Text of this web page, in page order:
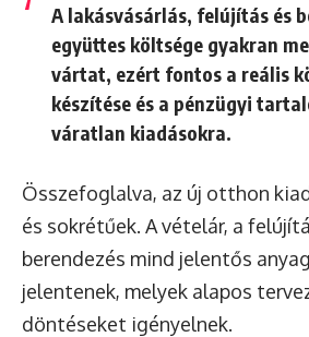
A lakásvásárlás, felújítás és
együttes költsége gyakran
vártat, ezért fontos a reális
készítése és a pénzügyi
váratlan kiadásokra.
Összefoglalva, az új otthon
és sokrétűek. A vételár, a
berendezés mind jelentős
jelentenek, melyek alapos
döntéseket igényelnek.